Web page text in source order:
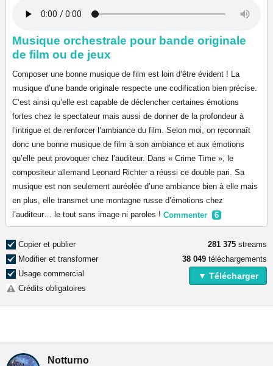
Musique orchestrale pour bande originale
de film ou de jeux
Composer une bonne musique de film est loin d’être évident ! La
musique d’une bande originale respecte une codification bien précise.
C’est ainsi qu’elle est capable de déclencher certaines émotions
fortes chez le spectateur mais aussi de donner de la profondeur à
l’intrigue et de renforcer l’ambiance du film. Selon moi, on reconnaît
donc une bonne musique de film à son ambiance et aux émotions
qu’elle peut provoquer chez l’auditeur. Dans « Crime Time », le
compositeur allemand Leonard Richter a réussi ce double pari. Sa
musique est non seulement auréolée d’une ambiance bien à elle mais
en plus, elle transmet une montagne russe d’émotions chez
l’auditeur… le tout sans image ni paroles ! Commenter 6
Copier et publier
Modifier et transformer
Usage commercial
Crédits obligatoires
281 375 streams
38 049 téléchargements
▼ Télécharger
Notturno